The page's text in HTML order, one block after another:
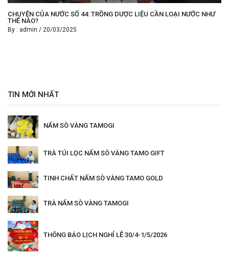
CHUYỆN CỦA NƯỚC SỐ 44: TRỒNG DƯỢC LIỆU CẦN LOẠI NƯỚC NHƯ
THẾ NÀO?
By : admin / 20/03/2025
TIN MỚI NHẤT
NẤM SÒ VÀNG TAMOGI
TRÀ TÚI LỌC NẤM SÒ VÀNG TAMO GIFT
TINH CHẤT NẤM SÒ VÀNG TAMO GOLD
TRÀ NẤM SÒ VÀNG TAMOGI
THÔNG BÁO LỊCH NGHỈ LỄ 30/4-1/5/2026